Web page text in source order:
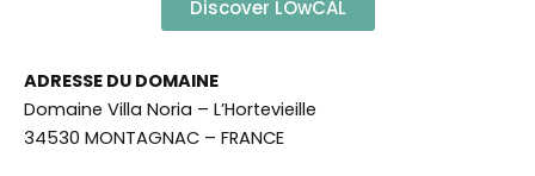
Discover LOwCAL
ADRESSE DU DOMAINE
Domaine Villa Noria – L’Hortevieille
34530 MONTAGNAC – FRANCE